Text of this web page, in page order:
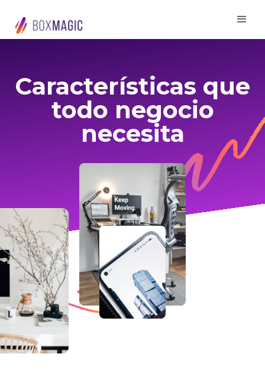
Características que
todo negocio
necesita